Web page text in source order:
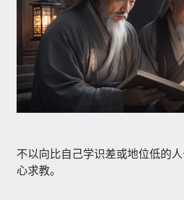
不以向比自己学识差或地位低的
心求教。